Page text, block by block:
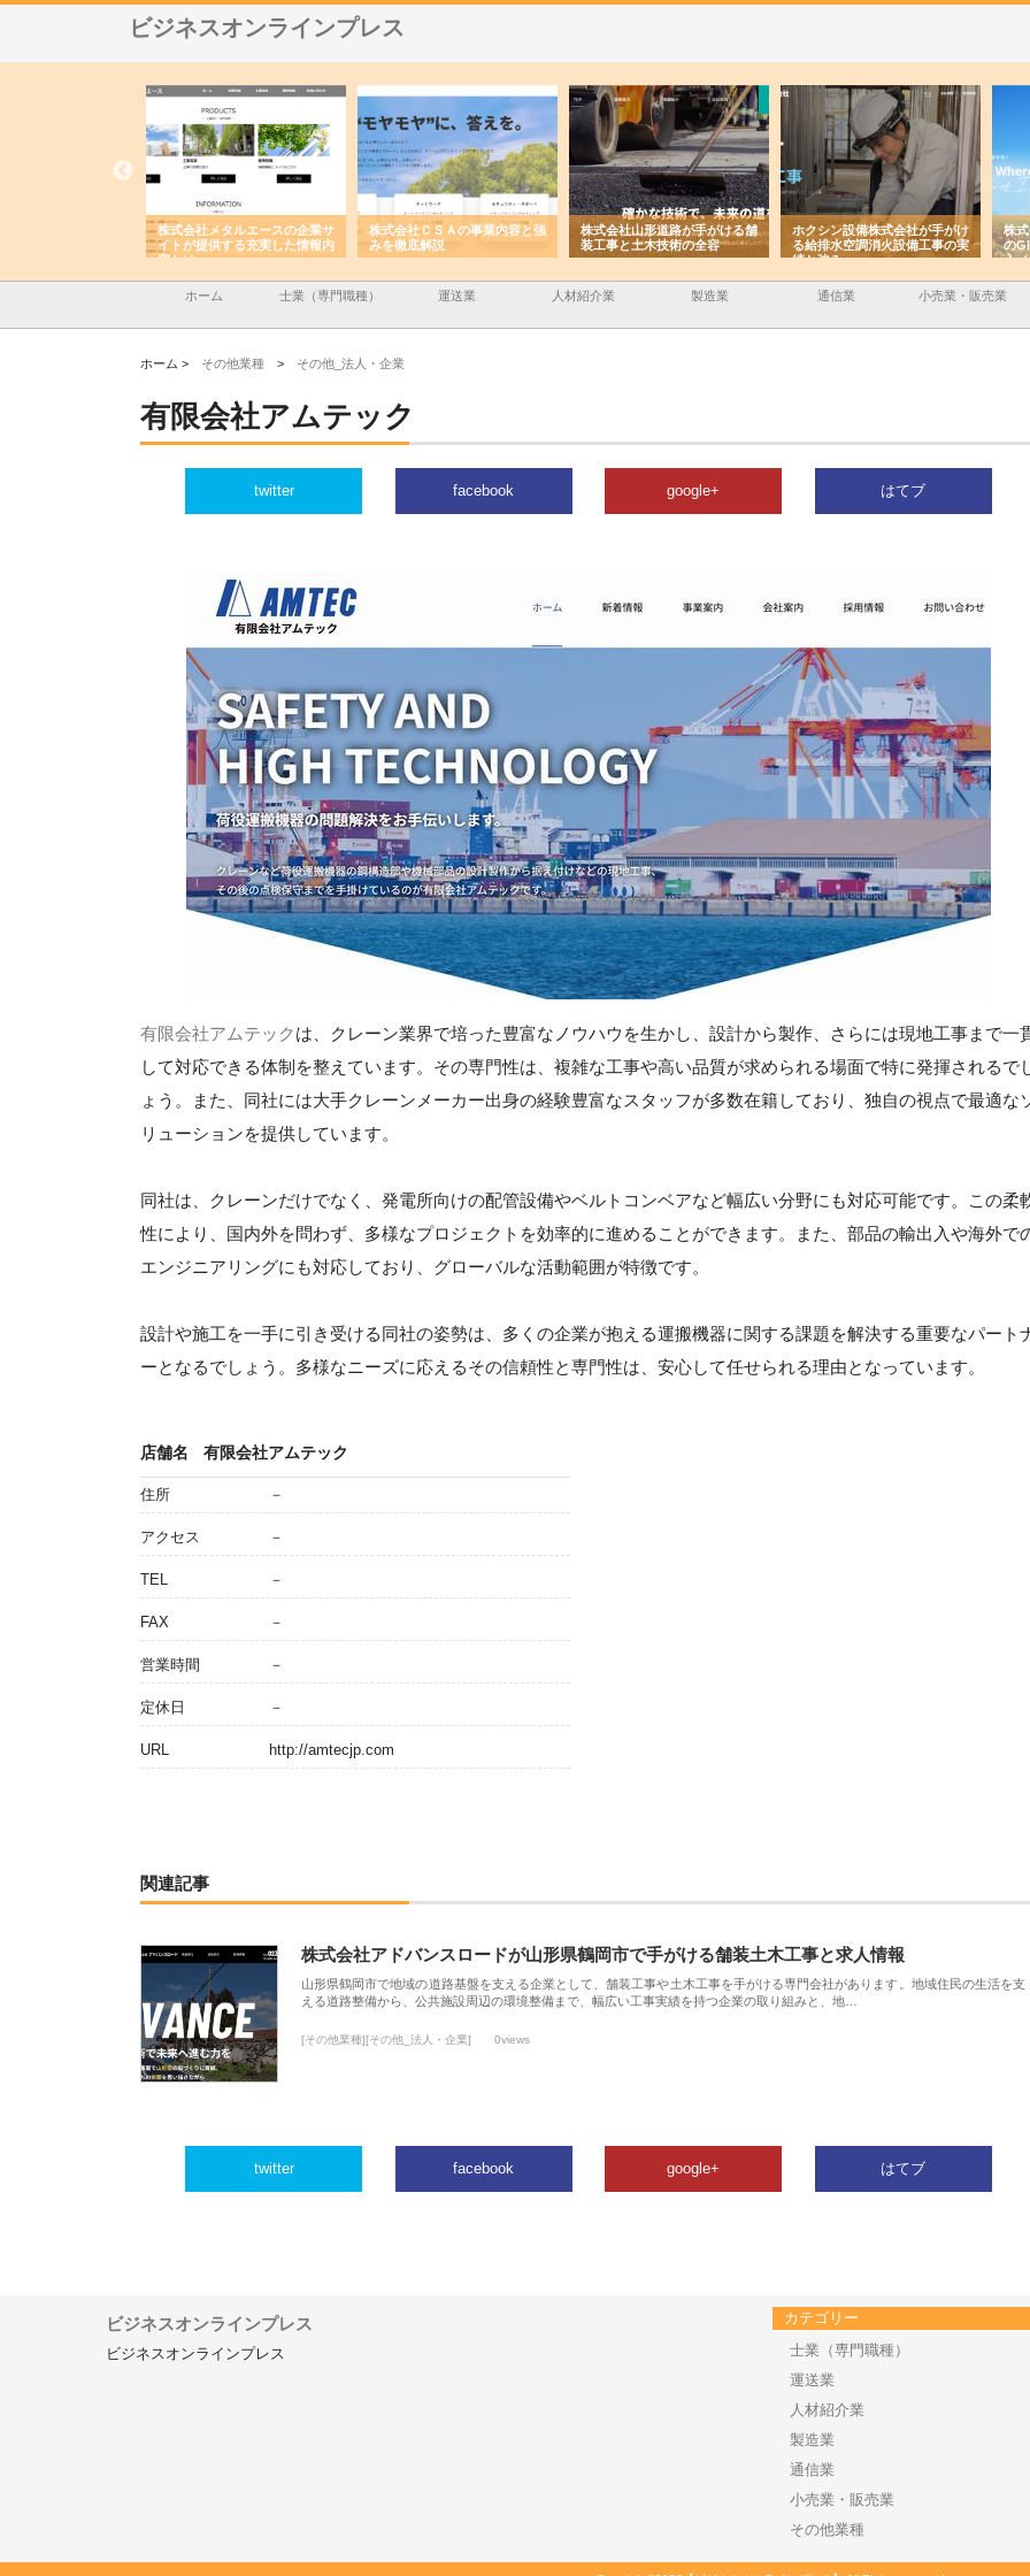
ビジネスオンラインプレス
株式会社ＣＳＡの事業内容と強
みを徹底解説
株式会社山形道路が手がける舗
装工事と土木技術の全容
ホクシン設備株式会社が手がけ
る給排水空調消火設備工事の実
績と強み
株式会社東京シー・エム・シー
のGISインフラ管理システム導
入メリット
ホーム 士業（専門職種） 運送業 人材紹介業 製造業 通信業 小売業・販売業
ホーム > その他業種 > その他_法人・企業
有限会社アムテック
twitter facebook google+ はてブ
有限会社アムテック は、クレーン業界で培った豊富なノウハウを生かし、設計から製作、さらには現地工事まで一
して対応できる体制を整えています。その専門性は、複雑な工事や高い品質が求められる場面で特に発揮されるで
ょう。また、同社には大手クレーンメーカー出身の経験豊富なスタッフが多数在籍しており、独自の視点で最適な
リューションを提供しています。
同社は、クレーンだけでなく、発電所向けの配管設備やベルトコンベアなど幅広い分野にも対応可能です。この柔
性により、国内外を問わず、多様なプロジェクトを効率的に進めることができます。また、部品の輸出入や海外で
エンジニアリングにも対応しており、グローバルな活動範囲が特徴です。
設計や施工を一手に引き受ける同社の姿勢は、多くの企業が抱える運搬機器に関する課題を解決する重要なパート
ーとなるでしょう。多様なニーズに応えるその信頼性と専門性は、安心して任せられる理由となっています。
店舗名 有限会社アムテック
住所 －
アクセス －
TEL －
FAX －
営業時間 －
定休日 －
URL http://amtecjp.com
関連記事
株式会社アドバンスロードが山形県鶴岡市で手がける舗装土木工事と求人情報
山形県鶴岡市で地域の道路基盤を支える企業として、舗装工事や土木工事を手がける専門会社があります。地域住民の生活を支
える道路整備から、公共施設周辺の環境整備まで、幅広い工事実績を持つ企業の取り組みと、地…
[その他業種][その他_法人・企業] 0views
twitter facebook google+ はてブ
ビジネスオンラインプレス
ビジネスオンラインプレス
カテゴリー
士業（専門職種）
運送業
人材紹介業
製造業
通信業
小売業・販売業
その他業種